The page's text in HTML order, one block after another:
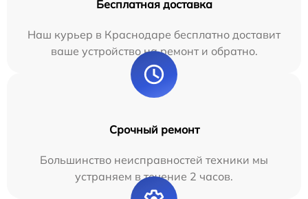
Бесплатная доставка
Наш курьер в Краснодаре бесплатно доставит
ваше устройство на ремонт и обратно.
Срочный ремонт
Большинство неисправностей техники мы
устраняем в течение 2 часов.